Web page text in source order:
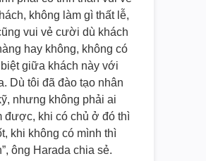
không làm gì thất lễ,
vui vẻ cười dù khách
hay không, không có
giữa khách này với
Dù tôi đã đào tạo nhân
nhưng không phải ai
được, khi có chủ ở đó thì
khi không có mình thì
ông Harada chia sẻ.